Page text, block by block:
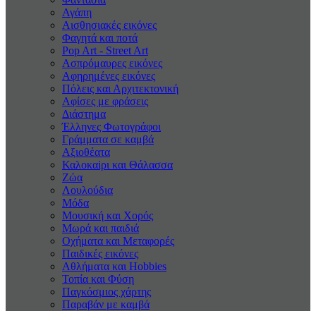
Αγάπη
Αισθησιακές εικόνες
Φαγητά και ποτά
Pop Art - Street Art
Ασπρόμαυρες εικόνες
Αφηρημένες εικόνες
Πόλεις και Αρχιτεκτονική
Αφίσες με φράσεις
Διάστημα
Έλληνες Φωτογράφοι
Γράμματα σε καμβά
Αξιοθέατα
Καλοκαiρι και Θάλασσα
Ζώα
Λουλούδια
Μόδα
Μουσική και Χορός
Μωρά και παιδιά
Οχήματα και Μεταφορές
Παιδικές εικόνες
Αθλήματα και Hobbies
Τοπία και Φύση
Παγκόσμιος χάρτης
Παραβάν με καμβά